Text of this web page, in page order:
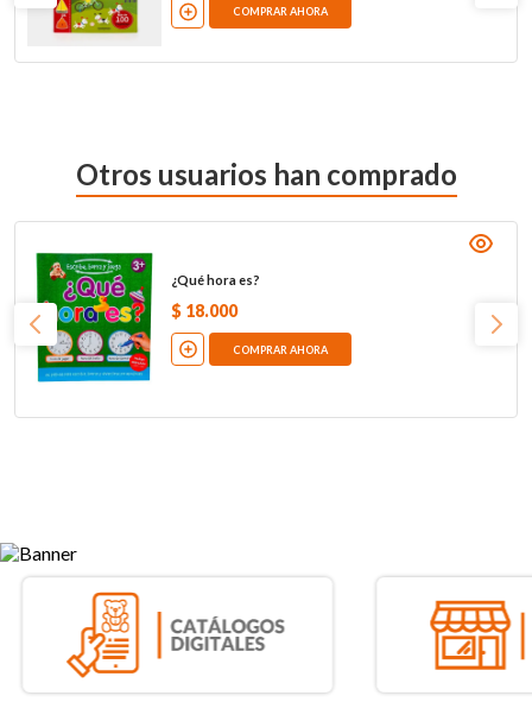
COMPRAR AHORA
Otros usuarios han comprado
¿Qué hora es?
$ 18.000
COMPRAR AHORA